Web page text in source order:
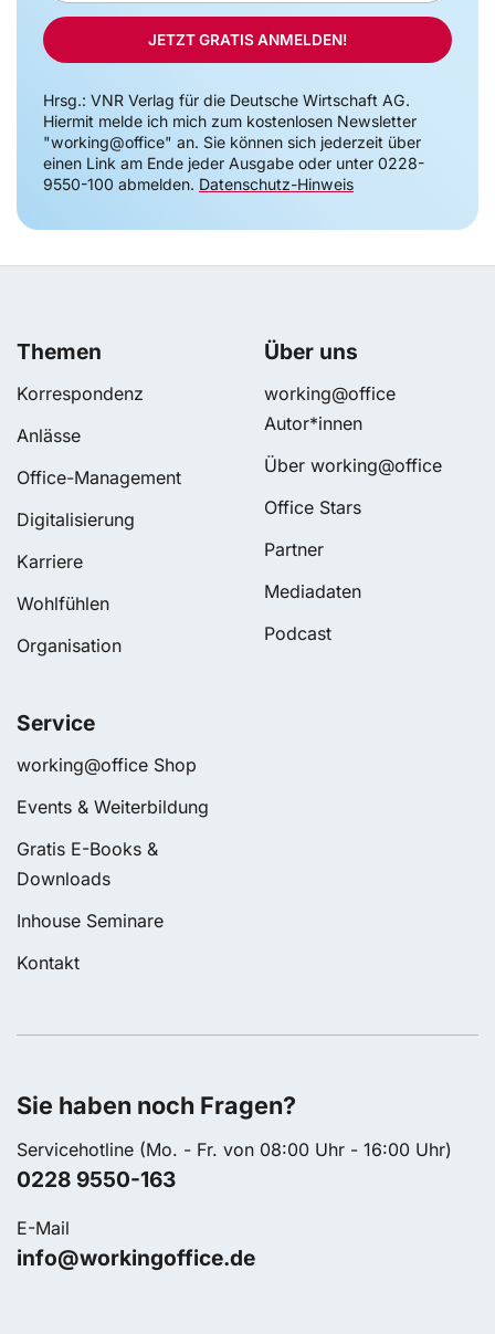
Adresse
JETZT GRATIS ANMELDEN!
Hrsg.: VNR Verlag für die Deutsche Wirtschaft AG.
Hiermit melde ich mich zum kostenlosen Newsletter
"working@office" an. Sie können sich jederzeit über
einen Link am Ende jeder Ausgabe oder unter 0228-
9550-100 abmelden. Datenschutz-Hinweis
Themen
Korrespondenz
Anlässe
Office-Management
Digitalisierung
Karriere
Wohlfühlen
Organisation
Über uns
working@office
Autor*innen
Über working@office
Office Stars
Partner
Mediadaten
Podcast
Service
working@office Shop
Events & Weiterbildung
Gratis E-Books &
Downloads
Inhouse Seminare
Kontakt
Sie haben noch Fragen?
Servicehotline (Mo. - Fr. von 08:00 Uhr - 16:00 Uhr)
0228 9550-163
E-Mail
info@workingoffice.de